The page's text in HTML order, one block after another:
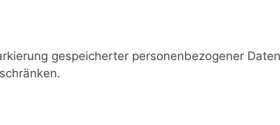
gespeicherter personenbezogener